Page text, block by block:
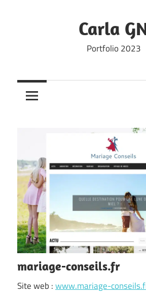
Carla
Portfolio 2023
mariage-conseils.fr
Site web :www.mariage-